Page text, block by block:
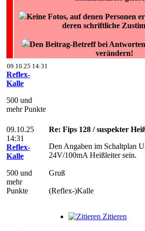
Keine Fotos, auf denen Personen
deren schriftliche
Den Beitrag-Betreff bei
verändern!
09.10.25 14:31
Reflex-
Kalle
500 und
mehr Punkte
09.10.25
14:31
Reflex-
Kalle
500 und
mehr
Punkte
Re: Fips 128 / suspekter
Den Angaben im Schaltplan
24V/100mA Heißleiter sein.
Gruß
(Reflex-)Kalle
Zitieren